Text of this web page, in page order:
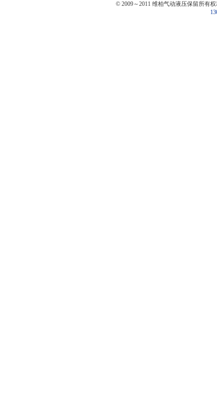
© 2009～2011 维柏气动液压保留所有